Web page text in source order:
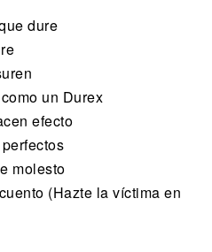
dure
un Durex
efecto
molesto
(Hazte la víctima en